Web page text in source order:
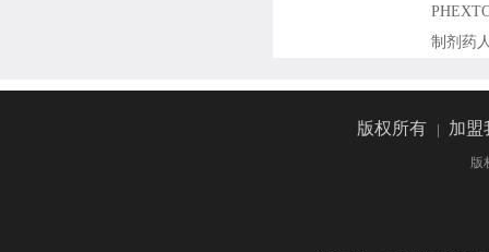
制剂药
版权所有 | 加
版